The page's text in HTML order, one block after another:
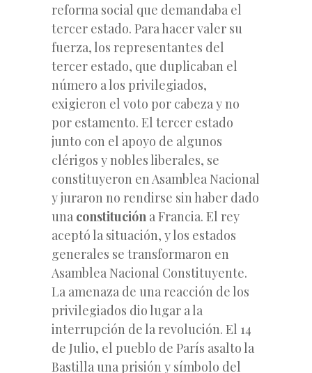
reforma social que demandaba el
tercer estado. Para hacer valer su
fuerza, los representantes del
tercer estado, que duplicaban el
número a los privilegiados,
exigieron el voto por cabeza y no
por estamento. El tercer estado
junto con el apoyo de algunos
clérigos y nobles liberales, se
constituyeron en Asamblea Nacional
y juraron no rendirse sin haber dado
una constitución a Francia. El rey
aceptó la situación, y los estados
generales se transformaron en
Asamblea Nacional Constituyente.
La amenaza de una reacción de los
privilegiados dio lugar a la
interrupción de la revolución. El 14
de Julio, el pueblo de París asalto la
Bastilla una prisión y símbolo del